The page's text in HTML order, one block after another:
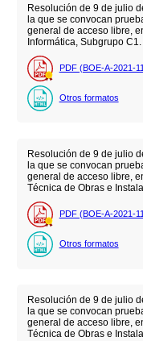
Resolución de 9 de julio
la que se convocan
general de acceso libre,
Informática, Subgrupo C1.
PDF (BOE-A-2021-
Otros formatos
Resolución de 9 de julio
la que se convocan
general de acceso libre,
Técnica de Obras e
PDF (BOE-A-2021-
Otros formatos
Resolución de 9 de julio
la que se convocan
general de acceso libre,
Técnica de Obras e